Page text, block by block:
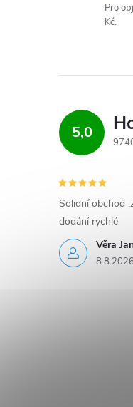
v
ý
p
i
s
u
Pro
Kč.
5,0
Věra
8.8.2026
Solidní obchod
dodání rychlé